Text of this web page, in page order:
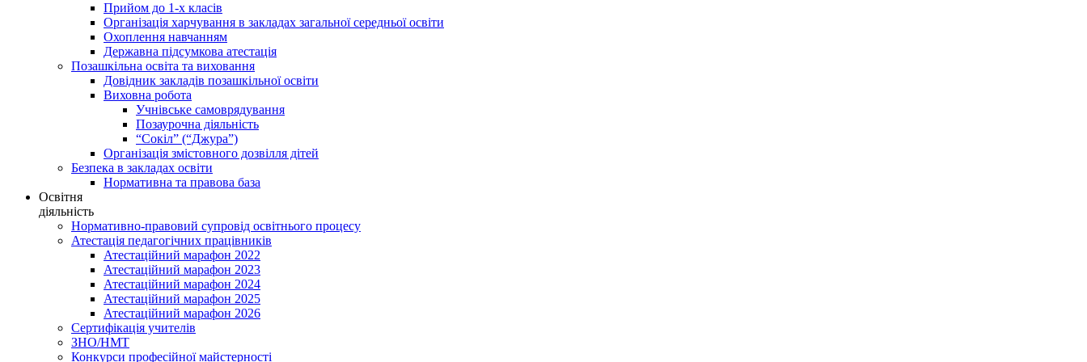
Прийом до 1-х класів
Організація харчування в закладах загальної середньої освіти
Охоплення навчанням
Державна підсумкова атестація
Позашкільна освіта та виховання
Довідник закладів позашкільної освіти
Виховна робота
Учнівське самоврядування
Позаурочна діяльність
“Сокіл” (“Джура”)
Організація змістовного дозвілля дітей
Безпека в закладах освіти
Нормативна та правова база
Освітня
діяльність
Нормативно-правовий супровід освітнього процесу
Атестація педагогічних працівників
Атестаційний марафон 2022
Атестаційний марафон 2023
Атестаційний марафон 2024
Атестаційний марафон 2025
Атестаційний марафон 2026
Сертифікація учителів
ЗНО/НМТ
Конкурси професійної майстерності